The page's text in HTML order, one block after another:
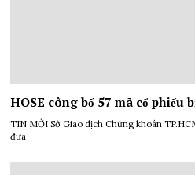
HOSE công bố 57 mã cổ phiếu
TIN MỚI Sở Giao dịch Chứng khoán
đưa